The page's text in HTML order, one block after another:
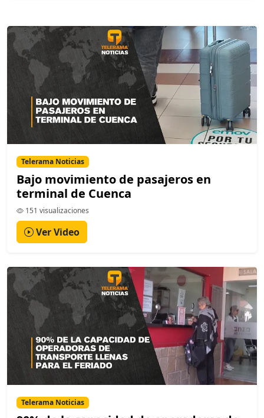
Telerama Noticias
Bajo movimiento de pasajeros en
terminal de Cuenca
151 visualizaciones
Ver Video
Telerama Noticias